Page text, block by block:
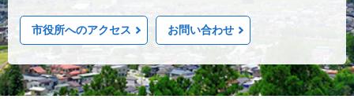
市役所へのアクセス お問い合わせ